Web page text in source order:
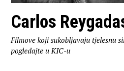
Carlos
Filmove koji sukobljavaju tjelesnu
pogledajte u KIC-u